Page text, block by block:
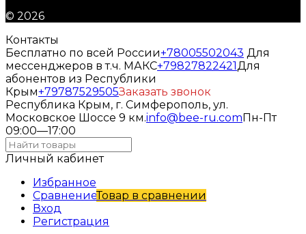
© 2026
Контакты
Бесплатно по всей России+78005502043 Для
мессенджеров в т.ч. МАКС+79827822421Для
абонентов из Республики
Крым+79787529505Заказать звонок
Республика Крым, г. Симферополь, ул.
Московское Шоссе 9 км.info@bee-ru.comПн-Пт
09:00—17:00
Личный кабинет
Избранное
СравнениеТовар в сравнении
Вход
Регистрация